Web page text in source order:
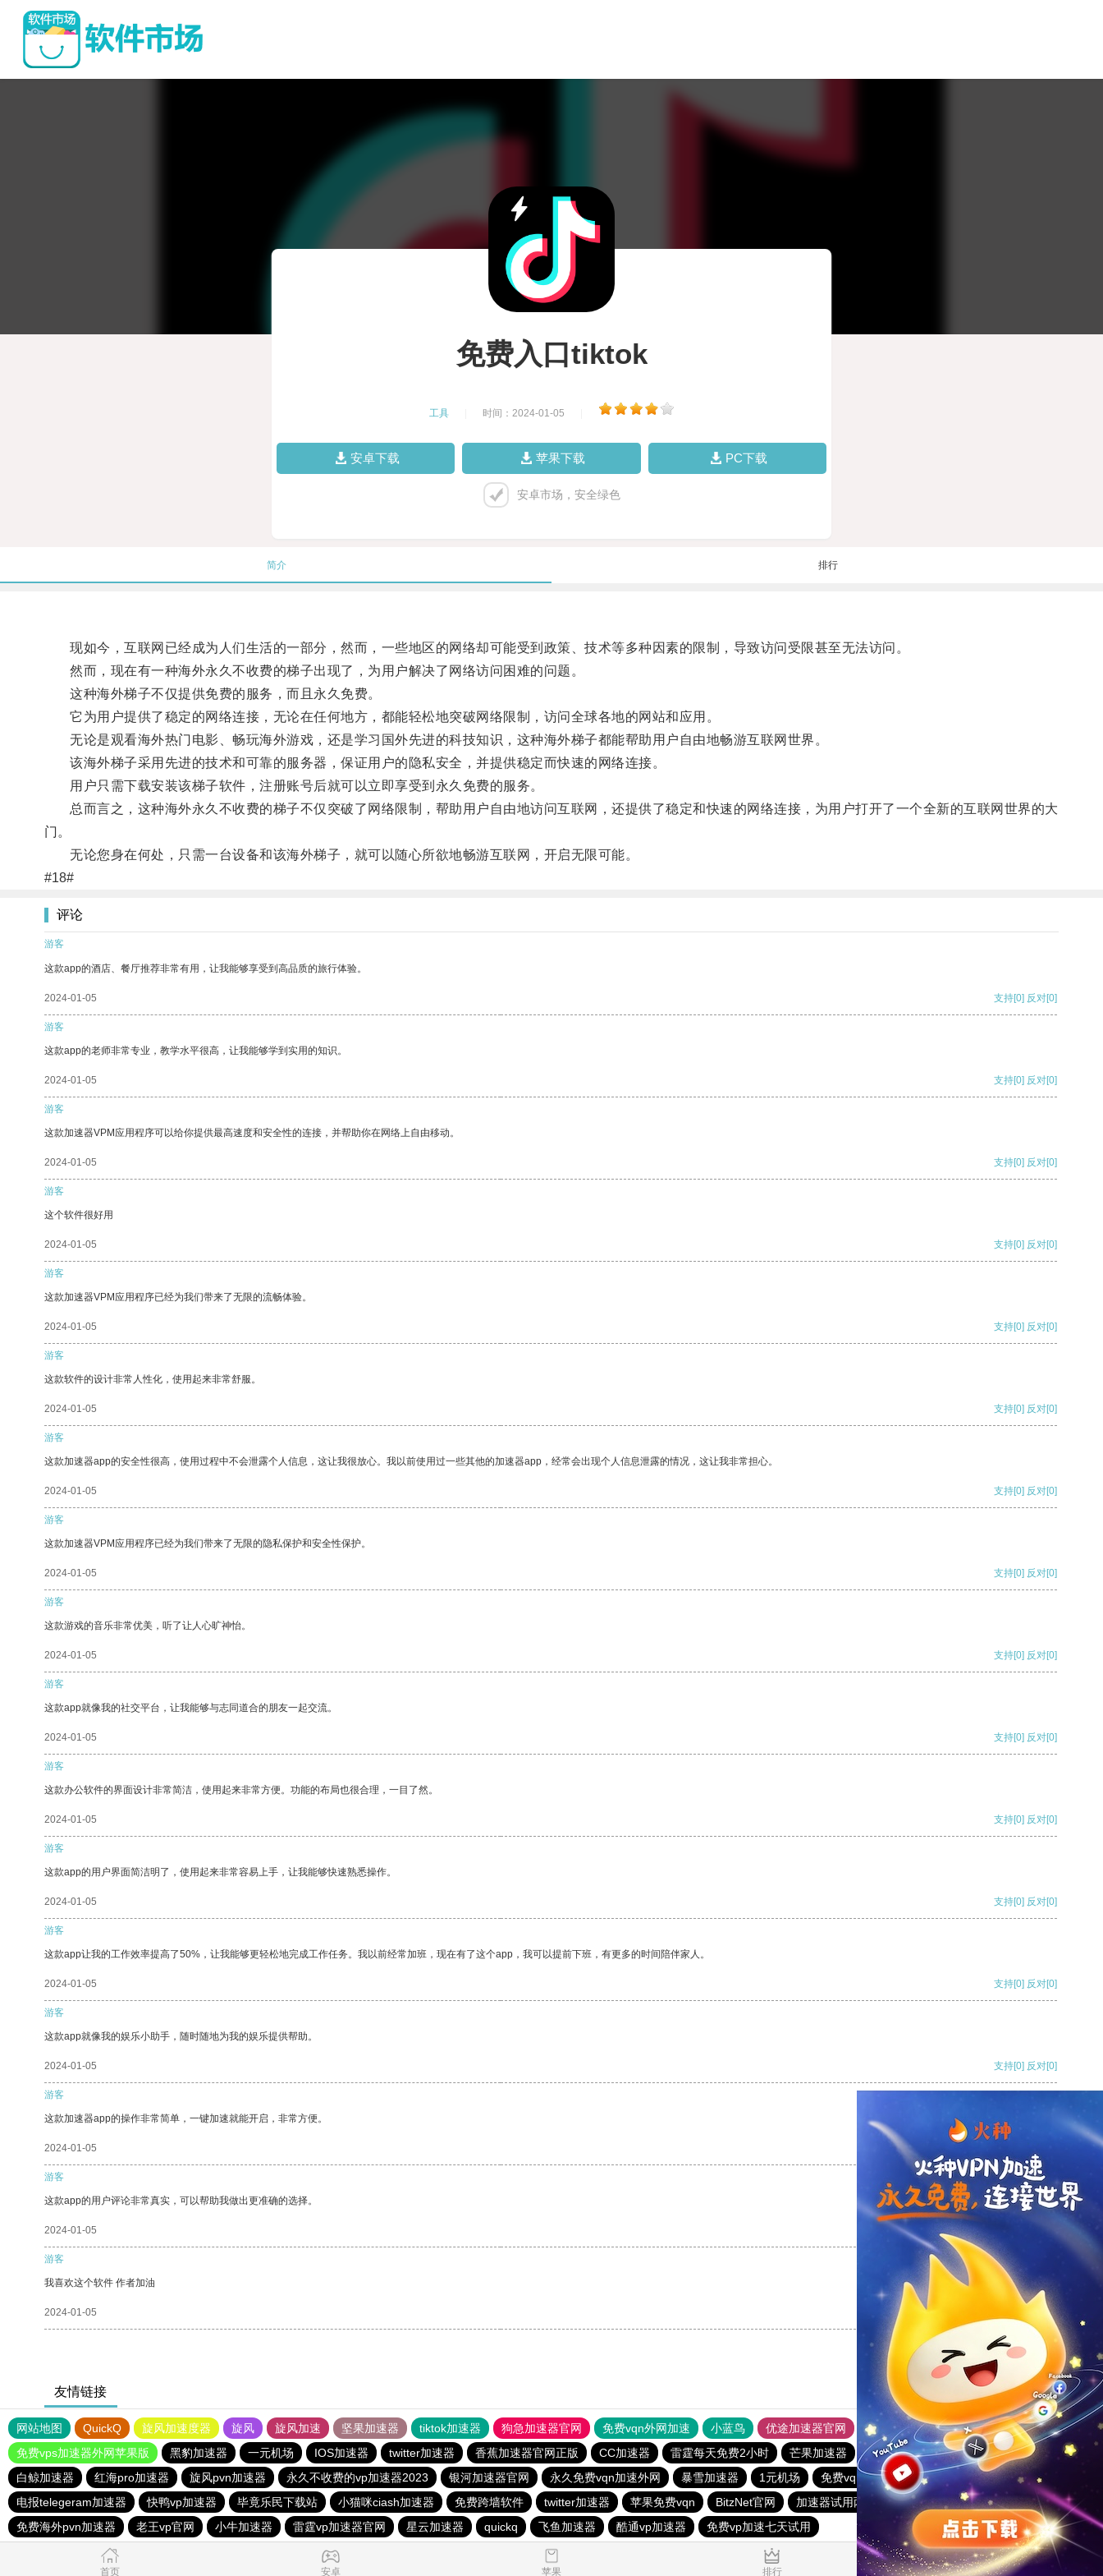
免费入口tiktok
工具 时间：2024-01-05
安卓下载 苹果下载 PC下载
安卓市场，安全绿色
简介 排行
现如今，互联网已经成为人们生活的一部分，然而，一些地区的网络却可能受到政策、技术等多种因素的限制，导致访问受限甚至无法访问。
然而，现在有一种海外永久不收费的梯子出现了，为用户解决了网络访问困难的问题。
这种海外梯子不仅提供免费的服务，而且永久免费。
它为用户提供了稳定的网络连接，无论在任何地方，都能轻松地突破网络限制，访问全球各地的网站和应用。
无论是观看海外热门电影、畅玩海外游戏，还是学习国外先进的科技知识，这种海外梯子都能帮助用户自由地畅游互联网世界。
该海外梯子采用先进的技术和可靠的服务器，保证用户的隐私安全，并提供稳定而快速的网络连接。
用户只需下载安装该梯子软件，注册账号后就可以立即享受到永久免费的服务。
总而言之，这种海外永久不收费的梯子不仅突破了网络限制，帮助用户自由地访问互联网，还提供了稳定和快速的网络连接，为用户打开了一个全新的互联网世界的大
门。
无论您身在何处，只需一台设备和该海外梯子，就可以随心所欲地畅游互联网，开启无限可能。
#18#
评论
游客
这款app的酒店、餐厅推荐非常有用，让我能够享受到高品质的旅行体验。
2024-01-05 支持[0] 反对[0]
游客
这款app的老师非常专业，教学水平很高，让我能够学到实用的知识。
2024-01-05 支持[0] 反对[0]
游客
这款加速器VPM应用程序可以给你提供最高速度和安全性的连接，并帮助你在网络上自由移动。
2024-01-05 支持[0] 反对[0]
游客
这个软件很好用
2024-01-05 支持[0] 反对[0]
游客
这款加速器VPM应用程序已经为我们带来了无限的流畅体验。
2024-01-05 支持[0] 反对[0]
游客
这款软件的设计非常人性化，使用起来非常舒服。
2024-01-05 支持[0] 反对[0]
游客
这款加速器app的安全性很高，使用过程中不会泄露个人信息，这让我很放心。我以前使用过一些其他的加速器app，经常会出现个人信息泄露的情况，这让我非常担心。
2024-01-05 支持[0] 反对[0]
游客
这款加速器VPM应用程序已经为我们带来了无限的隐私保护和安全性保护。
2024-01-05 支持[0] 反对[0]
游客
这款游戏的音乐非常优美，听了让人心旷神怡。
2024-01-05 支持[0] 反对[0]
游客
这款app就像我的社交平台，让我能够与志同道合的朋友一起交流。
2024-01-05 支持[0] 反对[0]
游客
这款办公软件的界面设计非常简洁，使用起来非常方便。功能的布局也很合理，一目了然。
2024-01-05 支持[0] 反对[0]
游客
这款app的用户界面简洁明了，使用起来非常容易上手，让我能够快速熟悉操作。
2024-01-05 支持[0] 反对[0]
游客
这款app让我的工作效率提高了50%，让我能够更轻松地完成工作任务。我以前经常加班，现在有了这个app，我可以提前下班，有更多的时间陪伴家人。
2024-01-05 支持[0] 反对[0]
游客
这款app就像我的娱乐小助手，随时随地为我的娱乐提供帮助。
2024-01-05 支持[0] 反对[0]
游客
这款加速器app的操作非常简单，一键加速就能开启，非常方便。
2024-01-05
游客
这款app的用户评论非常真实，可以帮助我做出更准确的选择。
2024-01-05 反对
游客
我喜欢这个软件 作者加油
2024-01-05 反对[0]
友情链接
网站地图 QuickQ 旋风加速度器 旋风 旋风加速 坚果加速器 tiktok加速器 狗急加速器官网 免费vqn外网加速 小蓝鸟 优途加速器官网 风驰加速器 旋风加速器
八戒看书
免费vps加速器外网苹果版
黑豹加速器 一元机场 IOS加速器 twitter加速器 香蕉加速器官网正版 CC加速器 雷霆每天免费2小时 芒果加速器 星空加速器 一元机场
黑洞加速官网
白鲸加速器
红海pro加速器 旋风pvn加速器 永久不收费的vp加速器2023 银河加速器官网 永久免费vqn加速外网 暴雪加速器 1元机场 免费vqn加速下载
红海pro加速器
电报telegeram加速器
快鸭vp加速器 毕竟乐民下载站 小猫咪ciash加速器 免费跨墙软件 twitter加速器 苹果免费vqn BitzNet官网 加速器试用两小时
黑豹加速器
免费海外pvn加速器
老王vp官网 小牛加速器 雷霆vp加速器官网 星云加速器 quickq 飞鱼加速器 酷通vp加速器 免费vp加速七天试用
首页 安卓 苹果 排行 推荐